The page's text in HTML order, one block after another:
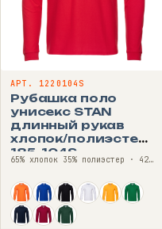
АРТ. 1220104S
Рубашка поло
унисекс STAN
длинный рукав
хлопок/полиэстер
185, 104S
65% хлопок 35% полиэстер · 42—68